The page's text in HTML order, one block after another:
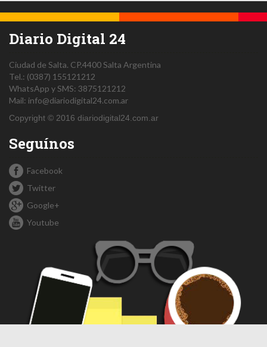
Diario Digital 24
Ciudad de Salta. CP.4400Salta Argentina
Tel.: (0387) 155121212
WhatsApp y SMS: 3875121212
Mail: info@diariodigital24.com.ar
Copyright © 2016 diariodigital24.com.ar
Seguínos
Facebook
Twitter
Google+
Youtube